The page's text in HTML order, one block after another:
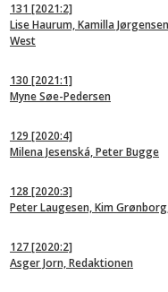
131 [2021:2]
Lise Haurum, Kamilla
West
130 [2021:1]
Myne Søe-Pedersen
129 [2020:4]
Milena Jesenská, Peter Bugge
128 [2020:3]
Peter Laugesen, Kim
127[2020:2]
Asger Jorn, Redaktionen